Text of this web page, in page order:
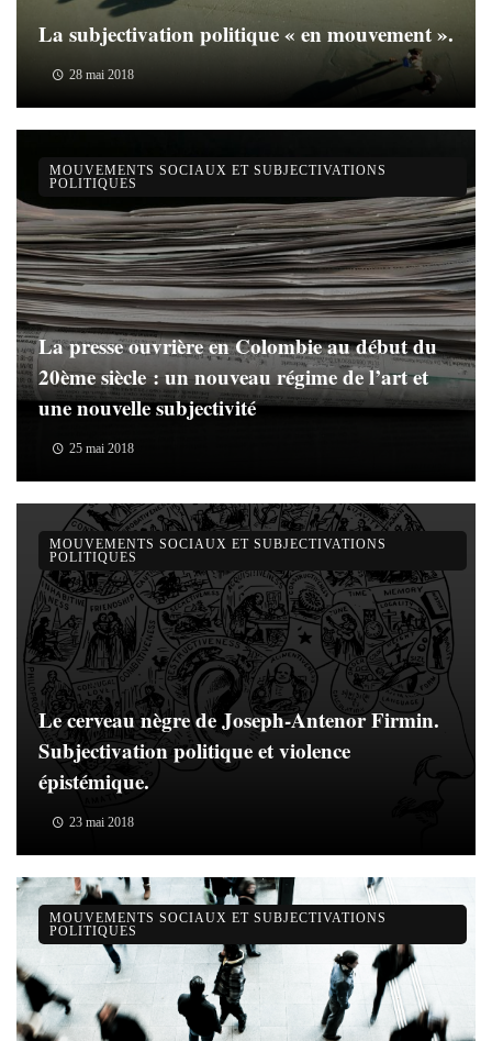
La subjectivation politique « en mouvement ».
28 mai 2018
La presse ouvrière en Colombie au début du
20ème siècle : un nouveau régime de l’art et
une nouvelle subjectivité
25 mai 2018
MOUVEMENTS SOCIAUX ET SUBJECTIVATIONS
POLITIQUES
Le cerveau nègre de Joseph-Antenor Firmin.
Subjectivation politique et violence
épistémique.
23 mai 2018
MOUVEMENTS SOCIAUX ET SUBJECTIVATIONS
POLITIQUES
MOUVEMENTS SOCIAUX ET SUBJECTIVATIONS
POLITIQUES